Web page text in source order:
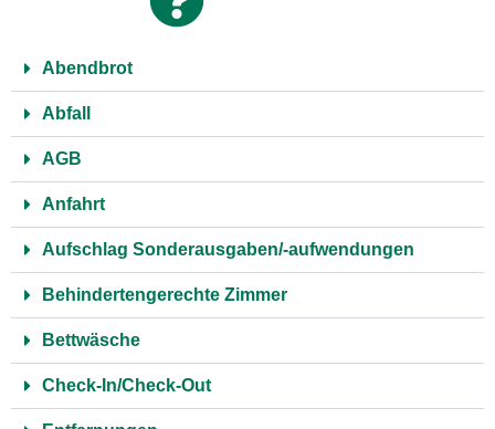
Abendbrot
Abfall
AGB
Anfahrt
Aufschlag Sonderausgaben/-aufwendungen
Behindertengerechte Zimmer
Bettwäsche
Check-In/Check-Out